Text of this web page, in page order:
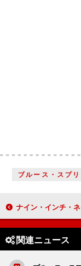
ブルース・スプ
ナイン・インチ・ネイルズ、映画『トロン：アレス
関連ニュース